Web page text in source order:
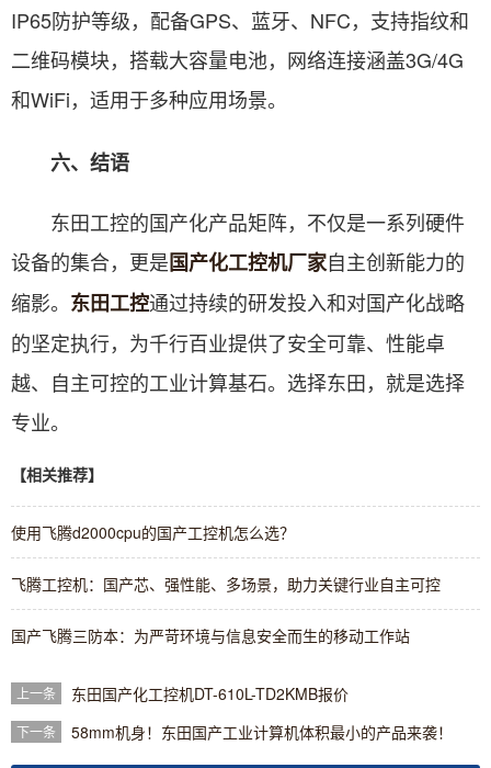
IP65防护等级，配备GPS、蓝牙、NFC，支持指纹和
二维码模块，搭载大容量电池，网络连接涵盖3G/4G
和WiFi，适用于多种应用场景。
六、结语
东田工控的国产化产品矩阵，不仅是一系列硬件
设备的集合，更是国产化工控机厂家自主创新能力的
缩影。 东田工控通过持续的研发投入和对国产化战略
的坚定执行，为千行百业提供了安全可靠、性能卓
越、自主可控的工业计算基石。选择东田，就是选择
专业。
【相关推荐】
使用飞腾d2000cpu的国产工控机怎么选？
飞腾工控机：国产芯、强性能、多场景，助力关键行业自主可控
国产飞腾三防本：为严苛环境与信息安全而生的移动工作站
上一条 东田国产化工控机DT-610L-TD2KMB报价
下一条 58mm机身！东田国产工业计算机体积最小的产品来袭！